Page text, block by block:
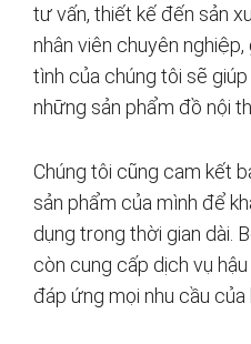
tư vấn, thiết kế đến sản
nhân viên chuyên
tình của chúng tôi sẽ
những sản phẩm đồ nội
Chúng tôi cũng cam kết
sản phẩm của mình để
dụng trong thời gian dài.
còn cung cấp dịch vụ
đáp ứng mọi nhu cầu của